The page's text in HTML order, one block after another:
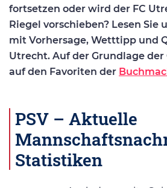
fortsetzen oder wird der FC
Riegel vorschieben? Lesen Sie
mit Vorhersage, Wetttipp und
Utrecht. Auf der Grundlage
auf den Favoriten der
PSV – Aktuelle
Statistiken